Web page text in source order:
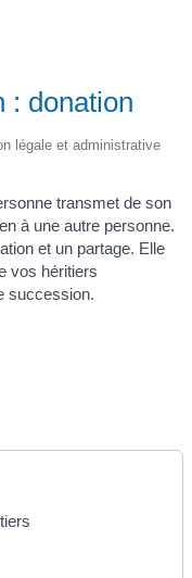
: donation
légale et administrative
transmet de son
à une autre personne.
et un partage. Elle
vos héritiers
succession.